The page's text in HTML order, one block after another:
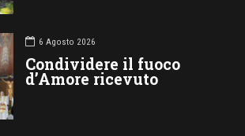
6 Agosto 2026
Condividere il fuoco
d’Amore ricevuto